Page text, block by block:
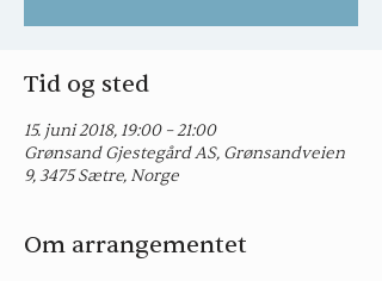
Tid og sted
15. juni 2018, 19:00 – 21:00
Grønsand Gjestegård AS, Grønsandveien
9, 3475 Sætre, Norge
Om arrangementet